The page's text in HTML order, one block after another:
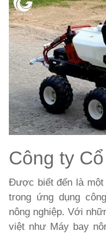
Công ty
Được biết đến là một
trong ứng dụng
nông nghiệp. Với
việt như Máy bay